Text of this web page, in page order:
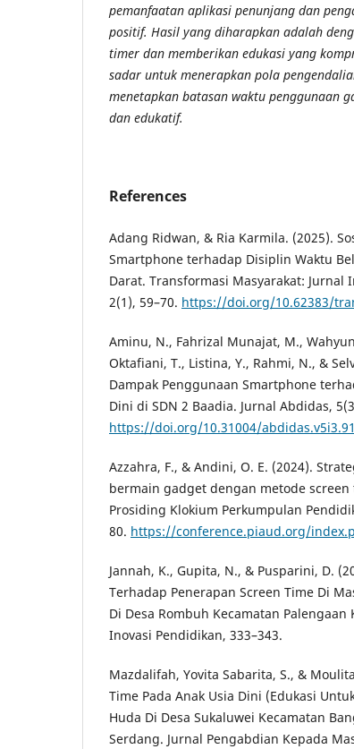
pemanfaatan aplikasi penunjang dan
positif. Hasil yang diharapkan adalah
timer dan memberikan edukasi yang
sadar untuk menerapkan pola
menetapkan batasan waktu penggunaan
dan edukatif.
References
Adang Ridwan, & Ria Karmila. (2025).
Smartphone terhadap Disiplin Waktu
Darat. Transformasi Masyarakat: Jurnal
2(1), 59–70. https://doi.org/10.62383/
Aminu, N., Fahrizal Munajat, M.,
Oktafiani, T., Listina, Y., Rahmi, N., &
Dampak Penggunaan Smartphone
Dini di SDN 2 Baadia. Jurnal Abdidas,
https://doi.org/10.31004/
Azzahra, F., & Andini, O. E. (2024).
bermain gadget dengan metode
Prosiding Klokium Perkumpulan
80. https://conference.piaud.org/
Jannah, K., Gupita, N., & Pusparini, D.
Terhadap Penerapan Screen Time Di
Di Desa Rombuh Kecamatan Palengaan
Inovasi Pendidikan, 333–343.
Mazdalifah, Yovita Sabarita, S., &
Time Pada Anak Usia Dini (Edukasi
Huda Di Desa Sukaluwei Kecamatan
Serdang. Jurnal Pengabdian Kepada